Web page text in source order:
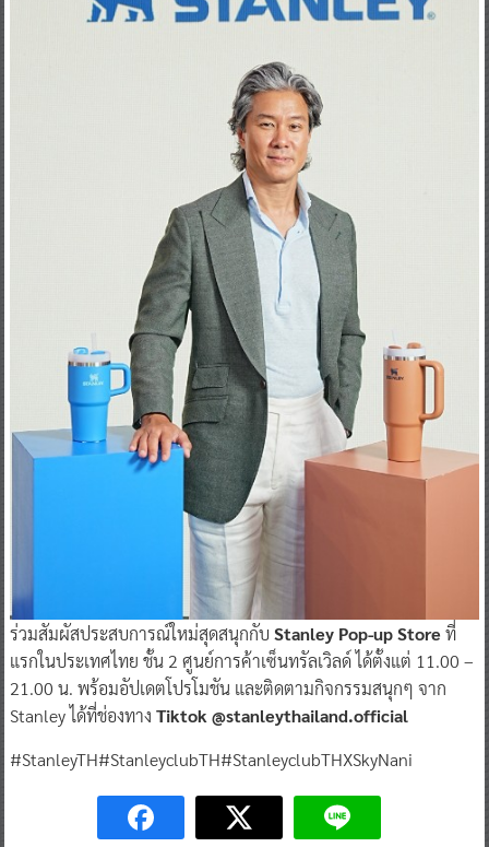
ร่วมสัมผัสประสบการณ์ใหม่สุดสนุกกับ Stanley Pop-up Storeที่
แรกในประเทศไทย ชั้น 2 ศูนย์การค้าเซ็นทรัลเวิลด์ ได้ตั้งแต่ 11.00 –
21.00 น. พร้อมอัปเดตโปรโมชัน และติดตามกิจกรรมสนุกๆ จาก
Stanley ได้ที่ช่องทาง Tiktok @stanleythailand.official
#StanleyTH#StanleyclubTH#StanleyclubTHXSkyNani